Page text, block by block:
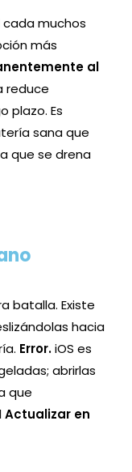
cada muchos
más
al
reduce
plazo. Es
sana que
que se drena
batalla. Existe
hacia
Error.iOS es
abrirlas
que
Actualizar en